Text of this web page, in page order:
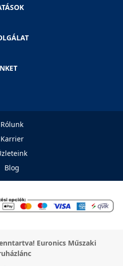
Rólunk
Karrier
Blog
Euronics Műszaki